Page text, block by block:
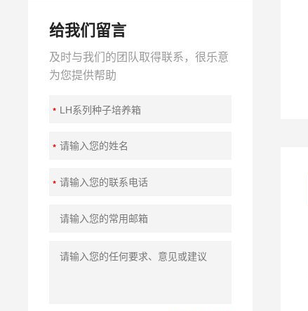
给我们留言
及时与我们的团队取得联系，很乐意
为您提供帮助